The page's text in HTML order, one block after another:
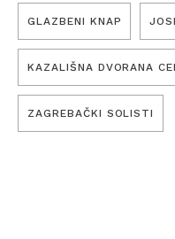
GLAZBENI KNAP
KAZALIŠNA DVORANA
ZAGREBAČKI SOLISTI